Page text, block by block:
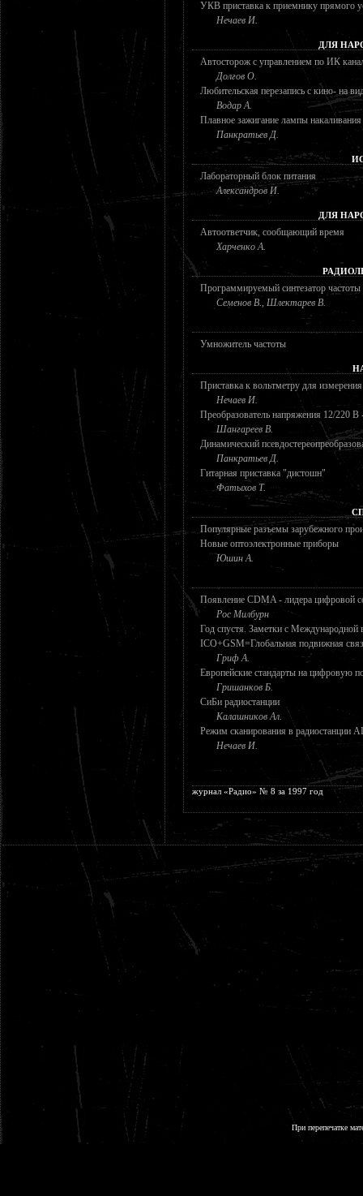
УКВ приставка к приемнику прямого
Нечаев И.
ДЛЯ
Автосторож с управлением по ИК
Долгов О.
Любительская перезапись с кино- на
Водар А.
Плавное зажигание лампы накаливания
Панкратьев Д.
Лабораторный блок питания
Александров И.
ДЛЯ
Автоответчик, сообщающий время
Харченко А.
Программируемый синтезатор частоты
Семенов В., Шлектарев В.
Умножитель частоты
Приставка к вольтметру для
Нечаев И.
Преобразователь напряжения 12/220 В
Шангареев В.
Динамический
Панкратьев Д.
Гитарная приставка "дистошн"
Фатыхов Т.
Популярные разъемы зарубежного
Новые оптоэлектронные приборы
Юшин А.
Появление CDMA - лидера цифровой
Рос Милбурн
Год спустя. Заметки с
ICO+GSM=Глобальная подвижная
Гриф А.
Европейские стандарты на цифровую
Гришанков Б.
СиБи радиостанции
Калашников Ал.
Режим сканирования в радиостанции
Нечаев И.
журнал «Радио» № 8 за 1997 год
При перепечатке